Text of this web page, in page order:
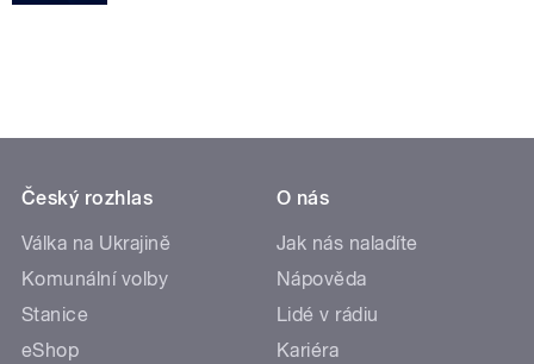
Český rozhlas
Válka na Ukrajině
Komunální volby
Stanice
eShop
O nás
Jak nás naladíte
Nápověda
Lidé v rádiu
Kariéra